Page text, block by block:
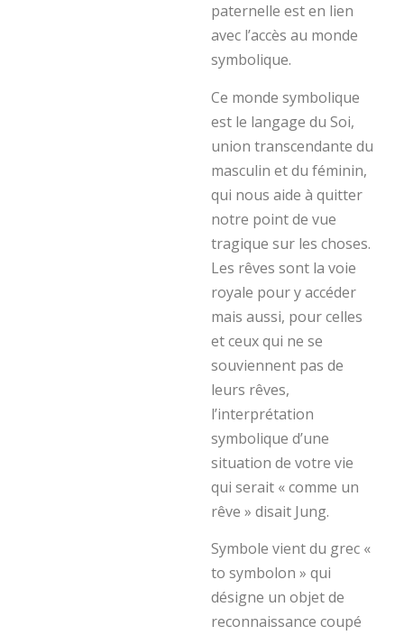
paternelle est en lien
avec l’accès au monde
symbolique.
Ce monde symbolique
est le langage du Soi,
union transcendante du
masculin et du féminin,
qui nous aide à quitter
notre point de vue
tragique sur les choses.
Les rêves sont la voie
royale pour y accéder
mais aussi, pour celles
et ceux qui ne se
souviennent pas de
leurs rêves,
l’interprétation
symbolique d’une
situation de votre vie
qui serait « comme un
rêve » disait Jung.
Symbole vient du grec «
to symbolon » qui
désigne un objet de
reconnaissance coupé